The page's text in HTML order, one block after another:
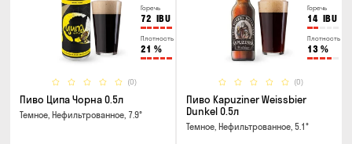
Горечь
72 IBU
Плотность
21 %
(0)
Пиво Ципа Чорна 0.5л
Темное, Нефильтрованное, 7.9°
Горечь
14 IBU
Плотность
13 %
(0)
Пиво Kapuziner Weissbier
Dunkel 0.5л
Темное, Нефильтрованное, 5.1°